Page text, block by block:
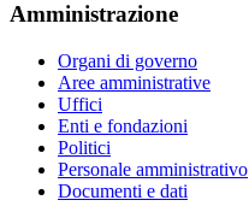
Amministrazione
Organi di governo
Aree amministrative
Uffici
Enti e fondazioni
Politici
Personale amministrativo
Documenti e dati